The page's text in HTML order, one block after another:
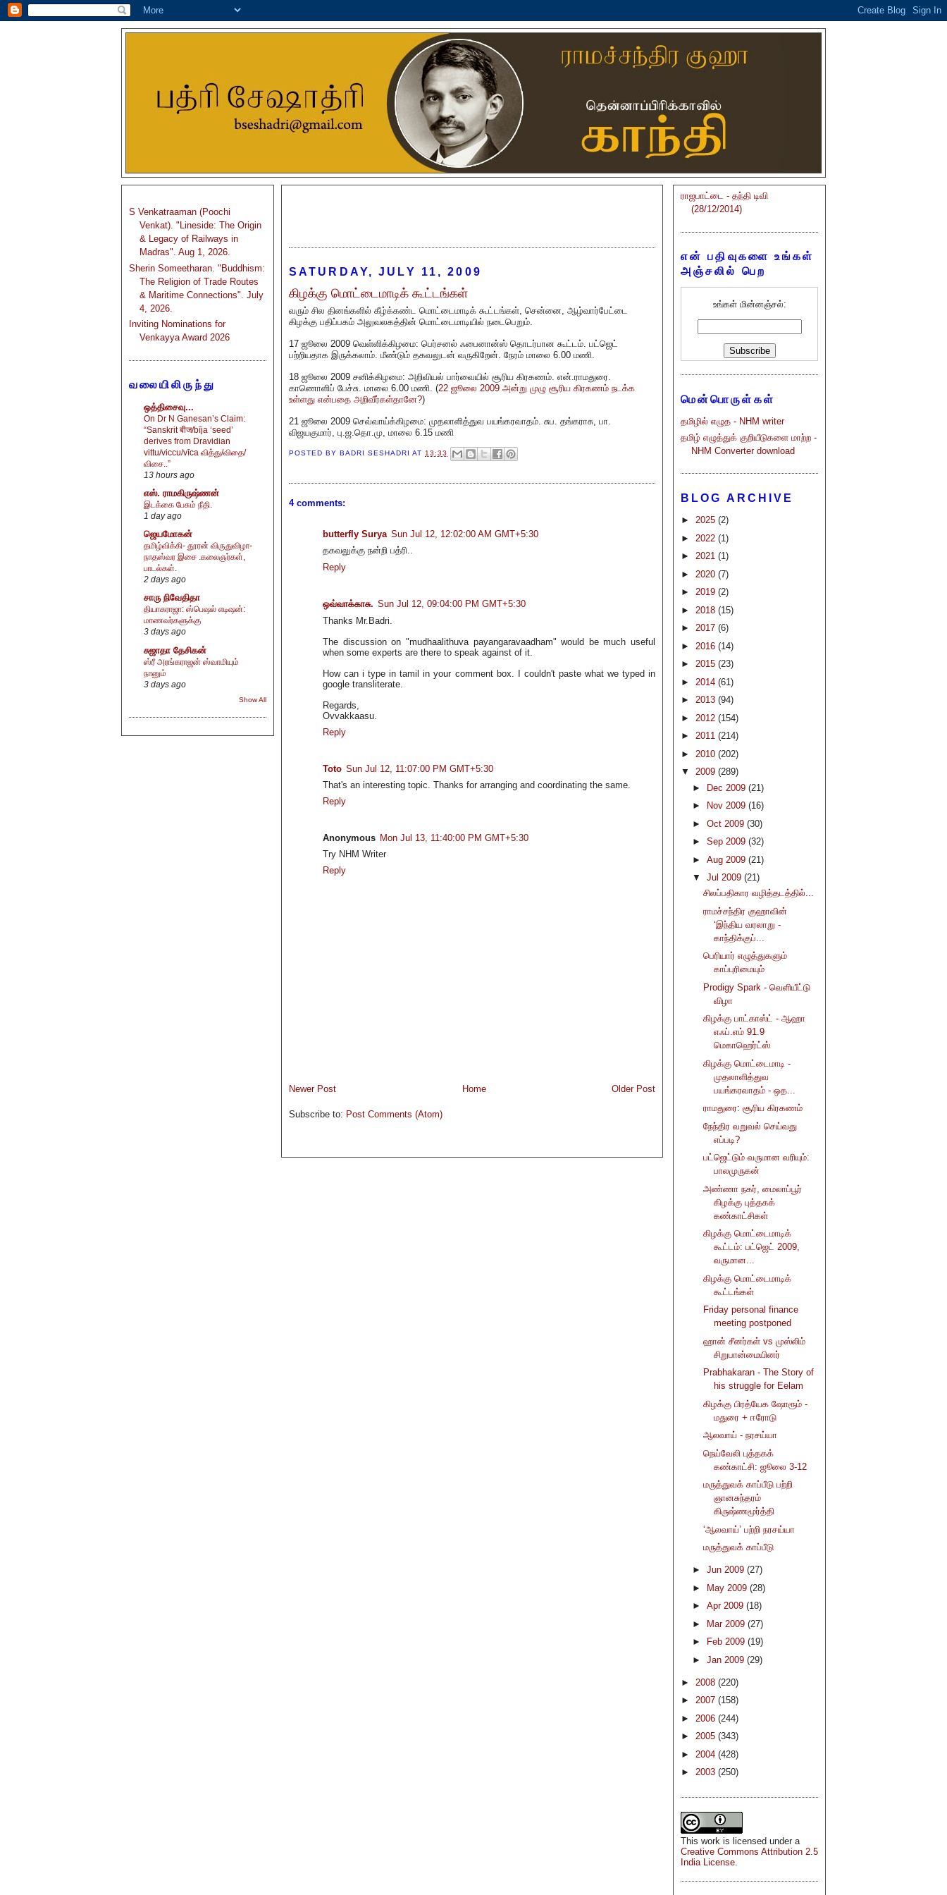
S Venkatraaman (Poochi
Venkat). "Lineside: The Origin
& Legacy of Railways in
Madras". Aug 1, 2026.
Sherin Someetharan. "Buddhism:
The Religion of Trade Routes
& Maritime Connections". July
4, 2026.
Inviting Nominations for
Venkayya Award 2026
வலையிலிருந்து
ஒத்திசைவு...
On Dr N Ganesan’s Claim:
“Sanskrit बीज/bīja ‘seed’
derives from Dravidian
vittu/viccu/vīca வித்து/விதை/
விசை..”
13 hours ago
எஸ். ராமகிருஷ்ணன்
இடக்கை பேசும் நீதி.
1 day ago
ஜெயமோகன்
தமிழ்விக்கி- தூரன் விருதுவிழா-
நாதஸ்வர இசை .கலைஞர்கள்,
பாடல்கள்.
2 days ago
சாரு நிவேதிதா
தியாகராஜா: ஸ்பெஷல் எடிஷன்:
மாணவர்களுக்கு
3 days ago
சுஜாதா தேசிகன்
ஸ்ரீ அரங்கராஜன் ஸ்வாமியும்
நானும்
3 days ago
Show All
SATURDAY, JULY 11, 2009
கிழக்கு மொட்டைமாடிக் கூட்டங்கள்
வரும் சில தினங்களில் கீழ்க்கண்ட மொட்டைமாடிக் கூட்டங்கள், சென்னை, ஆழ்வார்பேட்டை
கிழக்கு பதிப்பகம் அலுவலகத்தின் மொட்டைமாடியில் நடைபெறும்.
17 ஜூலை 2009 வெள்ளிக்கிழமை: பெர்சனல் ஃபைனான்ஸ் தொடர்பான கூட்டம். பட்ஜெட்
பற்றியதாக இருக்கலாம். மீண்டும் தகவலுடன் வருகிறேன். நேரம் மாலை 6.00 மணி.
18 ஜூலை 2009 சனிக்கிழமை: அறிவியல் பார்வையில் சூரிய கிரகணம். என்.ராமதுரை.
காணொளிப் பேச்சு. மாலை 6.00 மணி. (22 ஜூலை 2009 அன்று முழு சூரிய கிரகணம் நடக்க
உள்ளது என்பதை அறிவீர்கள்தானே?)
21 ஜூலை 2009 செவ்வாய்க்கிழமை: முதலாளித்துவ பயங்கரவாதம். சுப. தங்கராசு, பா.
விஜயகுமார், பு.ஜ.தொ.மு, மாலை 6.15 மணி
POSTED BY BADRI SESHADRI AT13:33
4 comments:
butterfly Surya Sun Jul 12, 12:02:00 AM GMT+5:30
தகவலுக்கு நன்றி பத்ரி..
Reply
ஒவ்வாக்காசு. Sun Jul 12, 09:04:00 PM GMT+5:30
Thanks Mr.Badri.
The discussion on "mudhaalithuva payangaravaadham" would be much useful
when some experts are there to speak against of it.
How can i type in tamil in your comment box. I couldn't paste what we typed in
google transliterate.
Regards,
Ovvakkaasu.
Reply
Toto Sun Jul 12, 11:07:00 PM GMT+5:30
That's an interesting topic. Thanks for arranging and coordinating the same.
Reply
Anonymous Mon Jul 13, 11:40:00 PM GMT+5:30
Try NHM Writer
Reply
Newer Post Older Post
Home
Subscribe to: Post Comments (Atom)
ராஜபாட்டை - தந்தி டிவி
(28/12/2014)
என் பதிவுகளை உங்கள்
அஞ்சலில் பெற
உங்கள் மின்னஞ்சல்:
மென்பொருள்கள்
தமிழில் எழுத - NHM writer
தமிழ் எழுத்துக் குறியீடுகளை மாற்ற -
NHM Converter download
BLOG ARCHIVE
► 2025 (2)
► 2022 (1)
► 2021 (1)
► 2020 (7)
► 2019 (2)
► 2018 (15)
► 2017 (6)
► 2016 (14)
► 2015 (23)
► 2014 (61)
► 2013 (94)
► 2012 (154)
► 2011 (214)
► 2010 (202)
▼ 2009 (289)
► Dec 2009 (21)
►
Nov 2009 (16)
► Oct 2009 (30)
► Sep 2009 (32)
► Aug 2009 (21)
▼ Jul 2009 (21)
சிலப்பதிகார வழித்தடத்தில்...
ராமச்சந்திர குஹாவின்
‘இந்திய வரலாறு -
காந்திக்குப்...
பெரியார் எழுத்துகளும்
காப்புரிமையும்
Prodigy Spark - வெளியீட்டு
விழா
கிழக்கு பாட்காஸ்ட் - ஆஹா
எஃப்.எம் 91.9
மெகாஹெர்ட்ஸ்
கிழக்கு மொட்டைமாடி -
முதலாளித்துவ
பயங்கரவாதம் - ஒத...
ராமதுரை: சூரிய கிரகணம்
நேந்திர வறுவல் செய்வது
எப்படி?
பட்ஜெட்டும் வருமான வரியும்:
பாலமுருகன்
அண்ணா நகர், மைலாப்பூர்
கிழக்கு புத்தகக்
கண்காட்சிகள்
கிழக்கு மொட்டைமாடிக்
கூட்டம்: பட்ஜெட் 2009,
வருமான...
கிழக்கு மொட்டைமாடிக்
கூட்டங்கள்
Friday personal finance
meeting postponed
ஹான் சீனர்கள் vs முஸ்லிம்
சிறுபான்மையினர்
Prabhakaran - The Story of
his struggle for Eelam
கிழக்கு பிரத்யேக ஷோரூம் -
மதுரை + ஈரோடு
ஆலவாய் - நரசய்யா
நெய்வேலி புத்தகக்
கண்காட்சி: ஜூலை 3-12
மருத்துவக் காப்பீடு பற்றி
ஞானசுந்தரம்
கிருஷ்ணமூர்த்தி
‘ஆலவாய்’ பற்றி நரசய்யா
மருத்துவக் காப்பீடு
► Jun 2009 (27)
►
May 2009 (28)
► Apr 2009 (18)
►
Mar 2009 (27)
►
Feb 2009 (19)
► Jan 2009 (29)
► 2008 (220)
► 2007 (158)
► 2006 (244)
► 2005 (343)
► 2004 (428)
► 2003 (250)
This work is licensed under a
Creative Commons Attribution 2.5
India License